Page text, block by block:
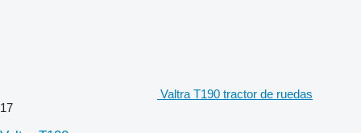
Valtra T190 tractor de ruedas
17